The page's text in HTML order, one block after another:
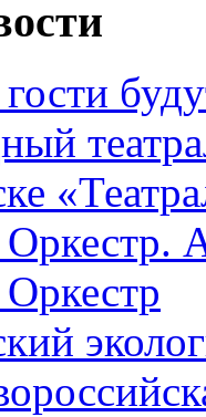
гости